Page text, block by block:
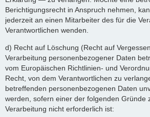
Berichtigungsrecht in Anspruch nehmen,
jederzeit an einen Mitarbeiter des für die
Verantwortlichen wenden.
d) Recht auf Löschung (Recht auf
Verarbeitung personenbezogener Daten
vom Europäischen Richtlinien- und
Recht, von dem Verantwortlichen zu
betreffenden personenbezogenen Daten
werden, sofern einer der folgenden Gründe
Verarbeitung nicht erforderlich ist: